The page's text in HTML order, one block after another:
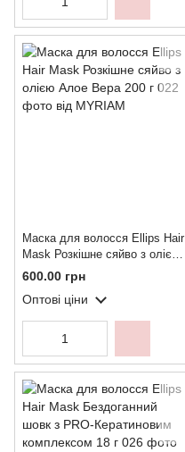
Маска для волосся Ellips Hair
Mask Розкішне сяйво з олією
Алое Вера 200 г
600.00 грн
Оптові ціни